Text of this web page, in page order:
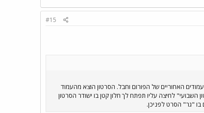
#15
האחוריים של הפורום וחבל. הסרטון הוצא מהעמוד
לחיצה עליו תפתח לך חלון קטן בו ישודר הסרטון
בו "גר" הסרט לפניכן.